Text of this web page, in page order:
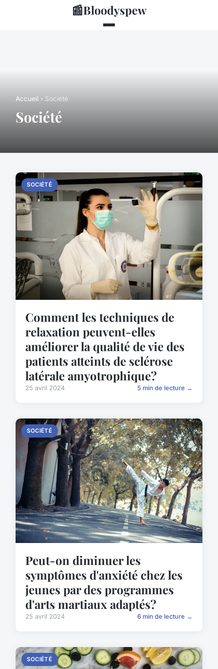
📰Bloodyspew
Accueil › Société
Société
SOCIÉTÉ
Comment les techniques de
relaxation peuvent-elles
améliorer la qualité de vie des
patients atteints de sclérose
latérale amyotrophique?
25 avril 2024 5 min de lecture →
SOCIÉTÉ
Peut-on diminuer les
symptômes d'anxiété chez les
jeunes par des programmes
d'arts martiaux adaptés?
25 avril 2024 6 min de lecture →
SOCIÉTÉ